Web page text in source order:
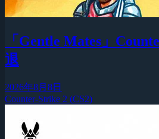
「Gentle Mates」
退
2026年8月8日
Counter-Strike 2 (CS2)